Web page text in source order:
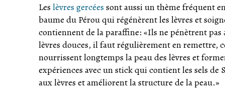
Les lèvres gercées sont aussi un thème fréquent
baume du Pérou qui régénèrent les lèvres et
contiennent de la paraffine: «Ils ne pénètrent pas
lèvres douces, il faut régulièrement en remettre,
nourrissent longtemps la peau des lèvres et
expériences avec un stick qui contient les sels de
aux lèvres et améliorent la structure de la peau.»